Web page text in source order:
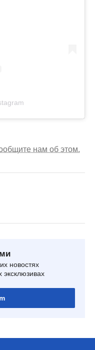
нам об этом.
новостях
эксклюзивах